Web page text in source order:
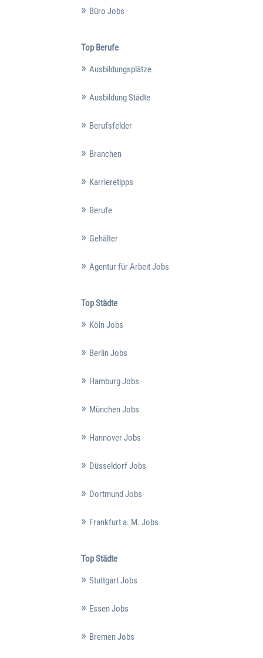
Büro Jobs
Top Berufe
Ausbildungsplätze
Ausbildung Städte
Berufsfelder
Branchen
Karrieretipps
Berufe
Gehälter
Agentur für Arbeit Jobs
Top Städte
Köln Jobs
Berlin Jobs
Hamburg Jobs
München Jobs
Hannover Jobs
Düsseldorf Jobs
Dortmund Jobs
Frankfurt a. M. Jobs
Top Städte
Stuttgart Jobs
Essen Jobs
Bremen Jobs